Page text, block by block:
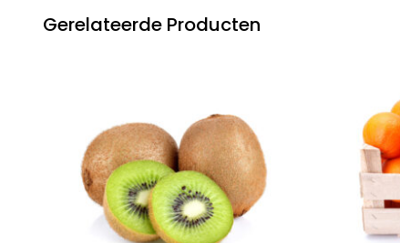
Gerelateerde Producten